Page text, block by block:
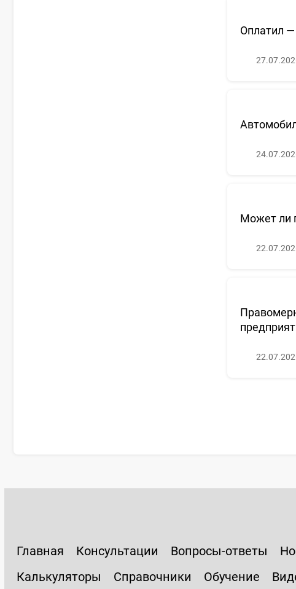
Оплатил —
Может ли
Главная Консультации Вопросы-ответы
Калькуляторы
Справочники Обучение